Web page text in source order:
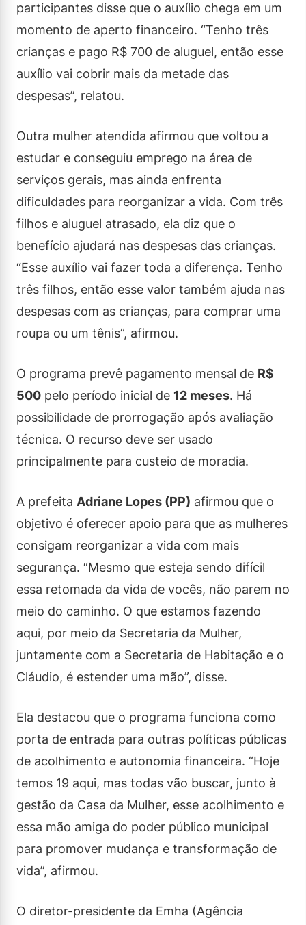
participantes disse que o auxílio chega em um
momento de aperto financeiro. “Tenho três
crianças e pago R$ 700 de aluguel, então esse
auxílio vai cobrir mais da metade das
despesas”, relatou.
Outra mulher atendida afirmou que voltou a
estudar e conseguiu emprego na área de
serviços gerais, mas ainda enfrenta
dificuldades para reorganizar a vida. Com três
filhos e aluguel atrasado, ela diz que o
benefício ajudará nas despesas das crianças.
“Esse auxílio vai fazer toda a diferença. Tenho
três filhos, então esse valor também ajuda nas
despesas com as crianças, para comprar uma
roupa ou um tênis”, afirmou.
O programa prevê pagamento mensal de R$
500 pelo período inicial de 12 meses. Há
possibilidade de prorrogação após avaliação
técnica. O recurso deve ser usado
principalmente para custeio de moradia.
A prefeita Adriane Lopes (PP) afirmou que o
objetivo é oferecer apoio para que as mulheres
consigam reorganizar a vida com mais
segurança. “Mesmo que esteja sendo difícil
essa retomada da vida de vocês, não parem no
meio do caminho. O que estamos fazendo
aqui, por meio da Secretaria da Mulher,
juntamente com a Secretaria de Habitação e o
Cláudio, é estender uma mão”, disse.
Ela destacou que o programa funciona como
porta de entrada para outras políticas públicas
de acolhimento e autonomia financeira. “Hoje
temos 19 aqui, mas todas vão buscar, junto à
gestão da Casa da Mulher, esse acolhimento e
essa mão amiga do poder público municipal
para promover mudança e transformação de
vida”, afirmou.
O diretor-presidente da Emha (Agência